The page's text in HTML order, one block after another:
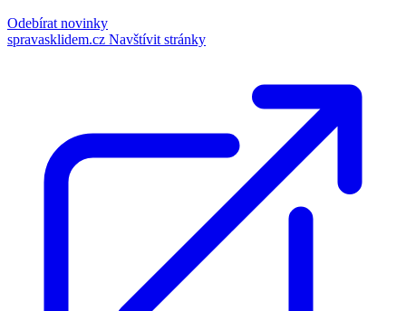
Odebírat novinky
spravasklidem.cz Navštívit stránky